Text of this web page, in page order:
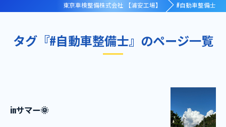
東京車検整備株式会社 【浦安工場】 #自動車整備士
タグ『#自動車整備士』のページ一覧
inサマー🌞